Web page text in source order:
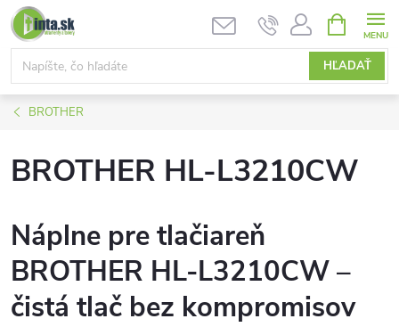
Prejsť
na
obsah
HĽADAŤ
KOŠÍK
BROTHER
BROTHER HL-L3210CW
Náplne pre tlačiareň
BROTHER HL-L3210CW –
čistá tlač bez kompromisov